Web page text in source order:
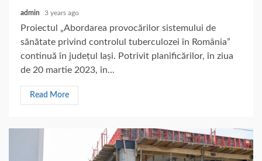
admin 3 years ago
Proiectul „Abordarea provocărilor sistemului de
sănătate privind controlul tuberculozei în România”
continuă în județul Iași. Potrivit planificărilor, în ziua
de 20 martie 2023, în...
Read More